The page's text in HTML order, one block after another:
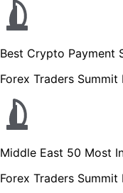
Best Crypto Payment
Forex Traders Summit
Middle East 50 Most
Forex Traders Summit